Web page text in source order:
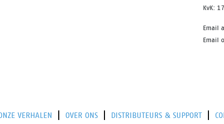
KvK:
Email
Email
VERHALEN OVER ONS DISTRIBUTEURS & SUPPORT